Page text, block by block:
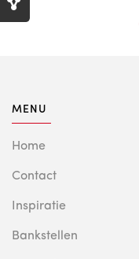
MENU
Home
Contact
Inspiratie
Bankstellen